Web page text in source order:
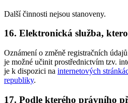
Další činnosti nejsou stanoveny.
16. Elektronická služba,
Oznámení o změně registračních
je možné učinit prostřednictvím tzv.
je k dispozici na internetových
republiky.
17. Podle kterého právního